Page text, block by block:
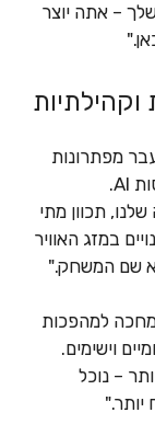
– אתה יוצר
מפתרונות
'כבדים' למערכות קלות, מודולריות ומבוססות AI.
תכוון מתי
במזג האוויר
שם המשחק."
למהפכות
וישימים.
– נוכל
יותר."